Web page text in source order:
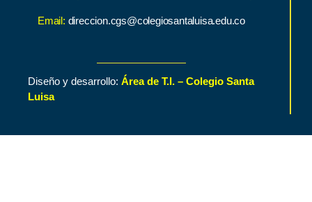
Email: direccion.cgs@colegiosantaluisa.edu.co
Diseño y desarrollo: Área de T.I. – Colegio Santa
Luisa